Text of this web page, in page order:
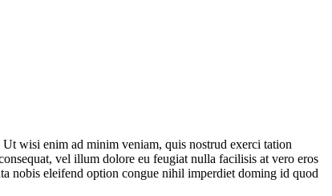
wisi enim ad minim veniam, quis nostrud exerci tation
vel illum dolore eu feugiat nulla facilisis at vero eros
nobis eleifend option congue nihil imperdiet doming id quod